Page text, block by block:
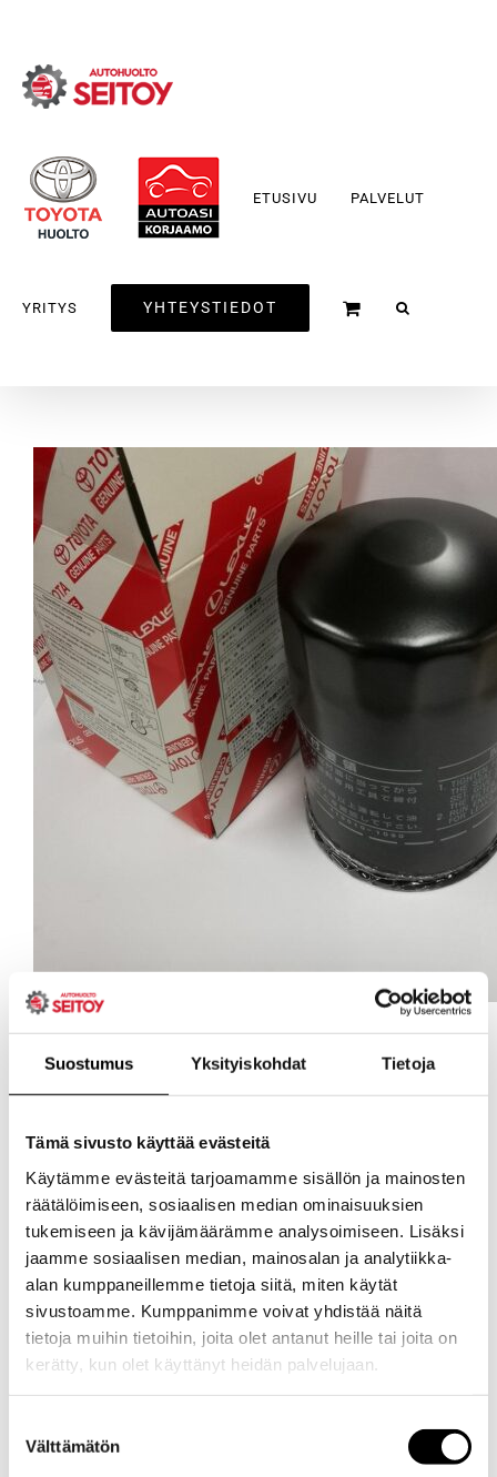
Suostumus Yksityiskohdat Tietoja
Tämä sivusto käyttää evästeitä
Käytämme evästeitä tarjoamamme sisällön ja mainosten
räätälöimiseen, sosiaalisen median ominaisuuksien
tukemiseen ja kävijämäärämme analysoimiseen. Lisäksi
jaamme sosiaalisen median, mainosalan ja analytiikka-
alan kumppaneillemme tietoja siitä, miten käytät
sivustoamme. Kumppanimme voivat yhdistää näitä
tietoja muihin tietoihin, joita olet antanut heille tai joita on
kerätty, kun olet käyttänyt heidän palvelujaan.
valinta
Välttämätön
content
ETUSIVU PALVELUT
YRITYS YHTEYSTIEDOT